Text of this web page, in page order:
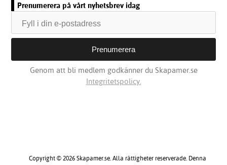
Prenumerera på vårt nyhetsbrev idag
Genom att bli medlem godkänner du Skapamer.se
Integritetspolicy.
Copyright © 2026 Skapamer.se. Alla rättigheter reserverade. Denna